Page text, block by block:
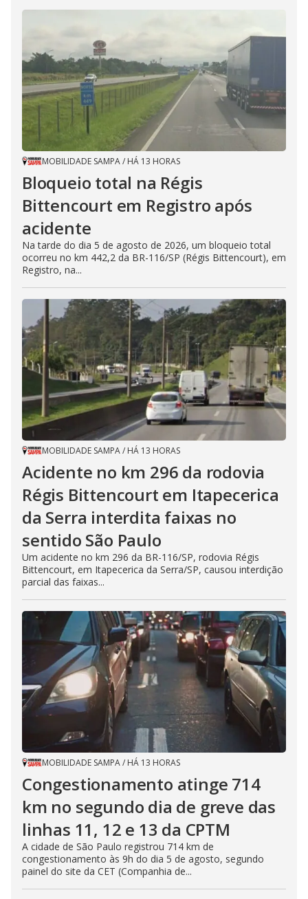
MOBILIDADE SAMPA/ HÁ 13 HORAS
Bloqueio total na Régis
Bittencourt em Registro após
acidente
Na tarde do dia 5 de agosto de 2026, um bloqueio total
ocorreu no km 442,2 da BR-116/SP (Régis Bittencourt), em
Registro, na...
MOBILIDADE SAMPA/ HÁ 13 HORAS
Acidente no km 296 da rodovia
Régis Bittencourt em Itapecerica
da Serra interdita faixas no
sentido São Paulo
Um acidente no km 296 da BR-116/SP, rodovia Régis
Bittencourt, em Itapecerica da Serra/SP, causou interdição
parcial das faixas...
MOBILIDADE SAMPA/ HÁ 13 HORAS
Congestionamento atinge 714
km no segundo dia de greve das
linhas 11, 12 e 13 da CPTM
A cidade de São Paulo registrou 714 km de
congestionamento às 9h do dia 5 de agosto, segundo
painel do site da CET (Companhia de...